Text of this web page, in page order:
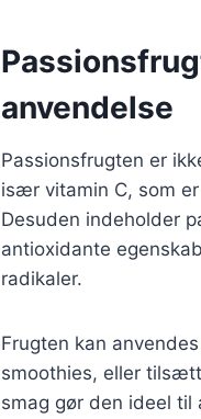
anvendelse
Passionsfrugten er
især vitamin C, som
Desuden indeholder
antioxidante
radikaler.
Frugten kan
smoothies, eller
smag gør den ideel til